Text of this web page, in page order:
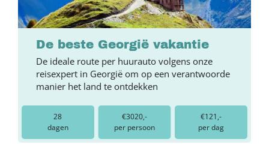
De beste Georgië vakantie
De ideale route per huurauto volgens onze
reisexpert in Georgië om op een verantwoorde
manier het land te ontdekken
28
dagen
€3020,-
per persoon
€121,-
per dag